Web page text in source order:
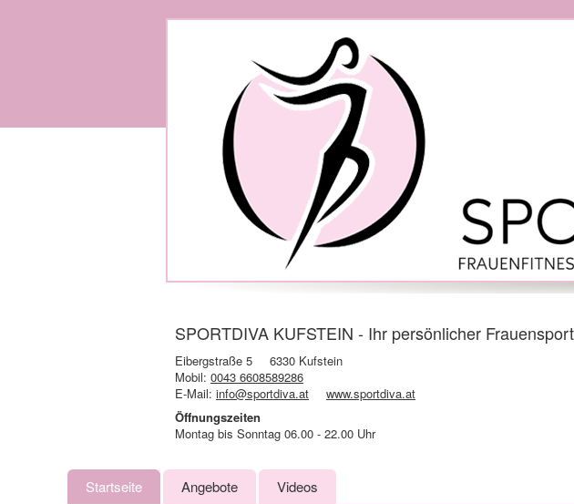
SPORTDIVA KUFSTEIN - Ihr persönlicher
Eibergstraße 5
6330 Kufstein
Mobil: 0043 6608589286
E-Mail: info@sportdiva.at
www.sportdiva.at
Öffnungszeiten
Montag bis Sonntag 06.00 - 22.00 Uhr
Startseite Angebote Videos